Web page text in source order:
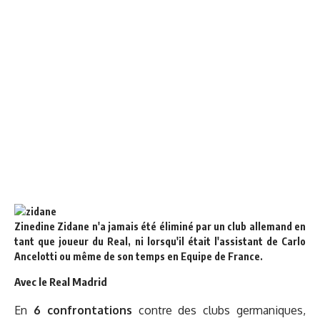
Zinedine Zidane n'a jamais été éliminé par un club allemand en
tant que joueur du Real, ni lorsqu'il était l'assistant de Carlo
Ancelotti ou même de son temps en Equipe de France.
Avec le Real Madrid
En 6 confrontations contre des clubs germaniques,